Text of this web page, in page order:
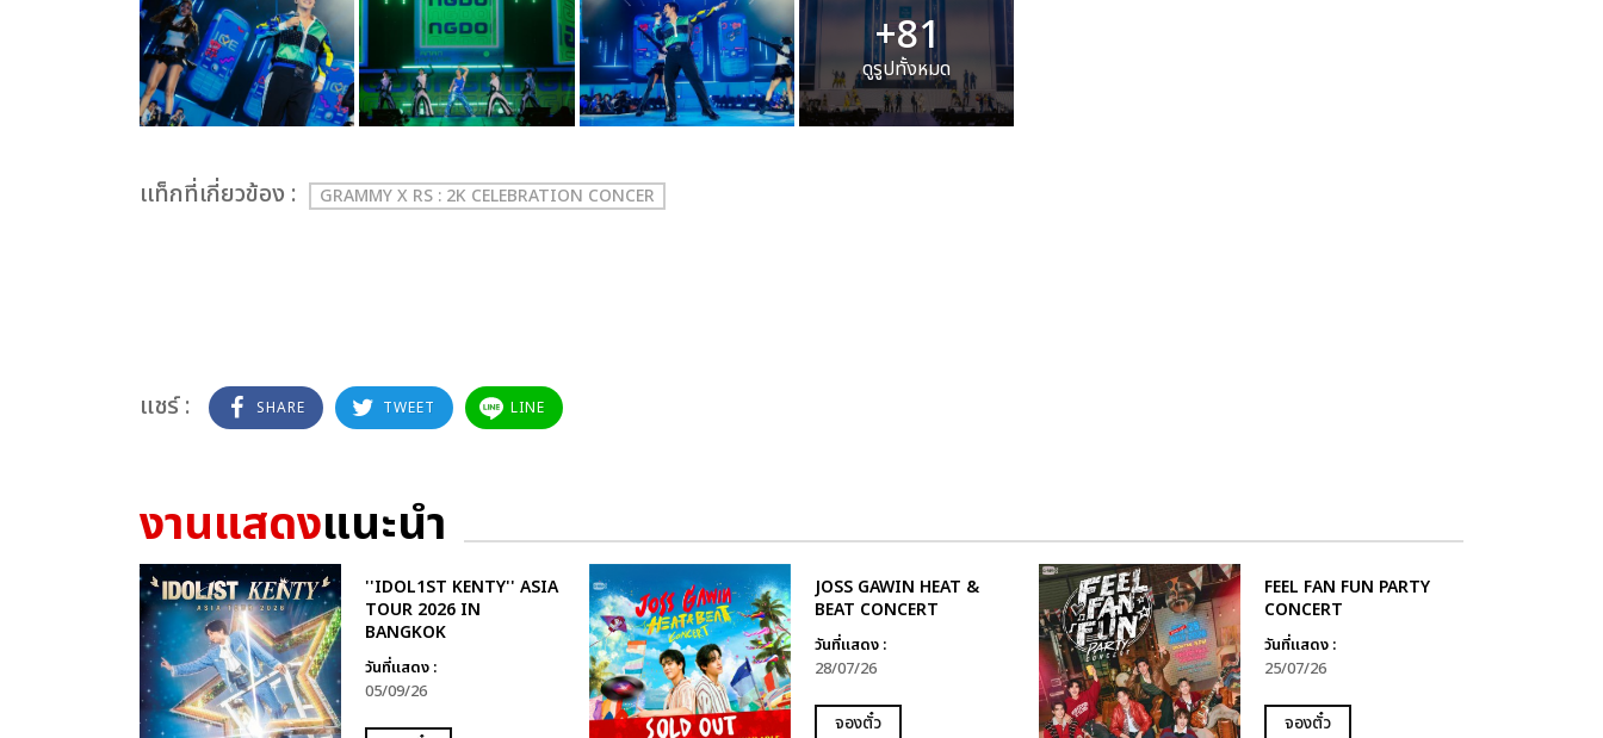
+81
ดูรูปทั้งหมด
เเท็กที่เกี่ยวข้อง : GRAMMY X RS : 2K CELEBRATION CONCER
แชร์ : SHARE TWEET LINE
งานแสดงแนะนำ
''IDOL1ST KENTY'' ASIA
TOUR 2026 IN
BANGKOK
วันที่แสดง :
05/09/26
JOSS GAWIN HEAT &
BEAT CONCERT
วันที่แสดง :
28/07/26
จองตั๋ว
FEEL FAN FUN PARTY
CONCERT
วันที่แสดง :
25/07/26
จองตั๋ว